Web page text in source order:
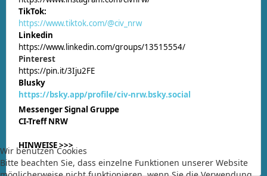
TikTok:
https://www.tiktok.com/@civ_nrw
Linkedin
https://www.linkedin.com/groups/13515554/
Pinterest
https://pin.it/3Iju2FE
Blusky
https://bsky.app/profile/civ-nrw.bsky.social
Messenger Signal Gruppe
CI-Treff NRW
HINWEISE >>>
Wir benutzen Cookies
Bitte beachten Sie, dass einzelne Funktionen unserer Website